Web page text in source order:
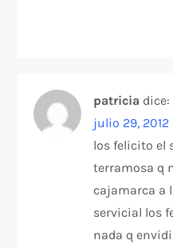
patricia dice:
julio 29,
los felicito el
terramosa q
cajamarca a
servicial los
nada q